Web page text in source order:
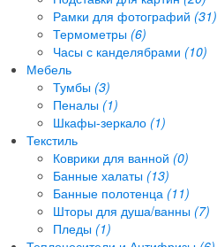
Рамки для фотографий (31)
Термометры (6)
Часы с канделябрами (10)
Мебель
Тумбы (3)
Пеналы (1)
Шкафы-зеркало (1)
Текстиль
Коврики для ванной (0)
Банные халаты (13)
Банные полотенца (11)
Шторы для душа/ванны (7)
Пледы (1)